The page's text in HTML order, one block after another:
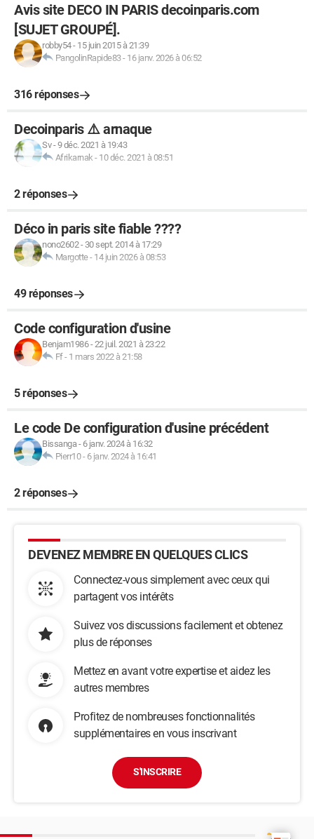
Avis site DECO IN PARIS decoinparis.com
[SUJET GROUPÉ].
robby54- 15 juin 2015 à 21:39
PangolinRapide83- 16 janv. 2026 à 06:52
316 réponses
Decoinparis ⚠️ arnaque
Sv-9 déc. 2021 à 19:43
Afrikarnak - 10 déc. 2021 à 08:51
2 réponses
Déco in paris site fiable ????
nono2602- 30 sept. 2014 à 17:29
Margotte- 14 juin 2026 à 08:53
49 réponses
Code configuration d'usine
Benjam1986-22 juil. 2021 à 23:22
Ff- 1 mars 2022 à 21:58
5 réponses
Le code De configuration d'usine précédent
Bissanga- 6 janv. 2024 à 16:32
Pierr10- 6 janv. 2024 à 16:41
2 réponses
DEVENEZ MEMBRE EN QUELQUES CLICS
Connectez-vous simplement avec ceux qui
partagent vos intérêts
Suivez vos discussions facilement et obtenez
plus de réponses
Mettez en avant votre expertise et aidez les
autres membres
Profitez de nombreuses fonctionnalités
supplémentaires en vous inscrivant
S'INSCRIRE